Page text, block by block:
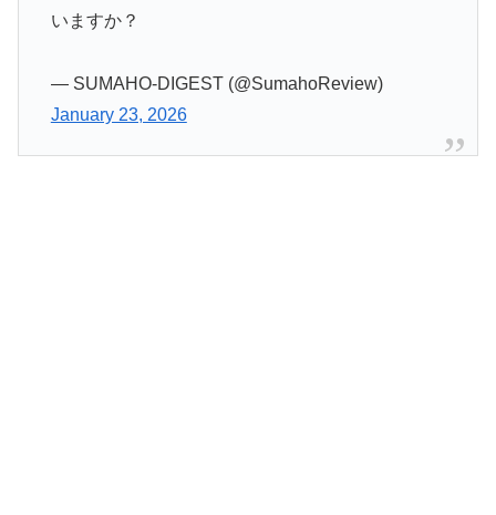
いますか？
— SUMAHO-DIGEST (@SumahoReview)
January 23, 2026